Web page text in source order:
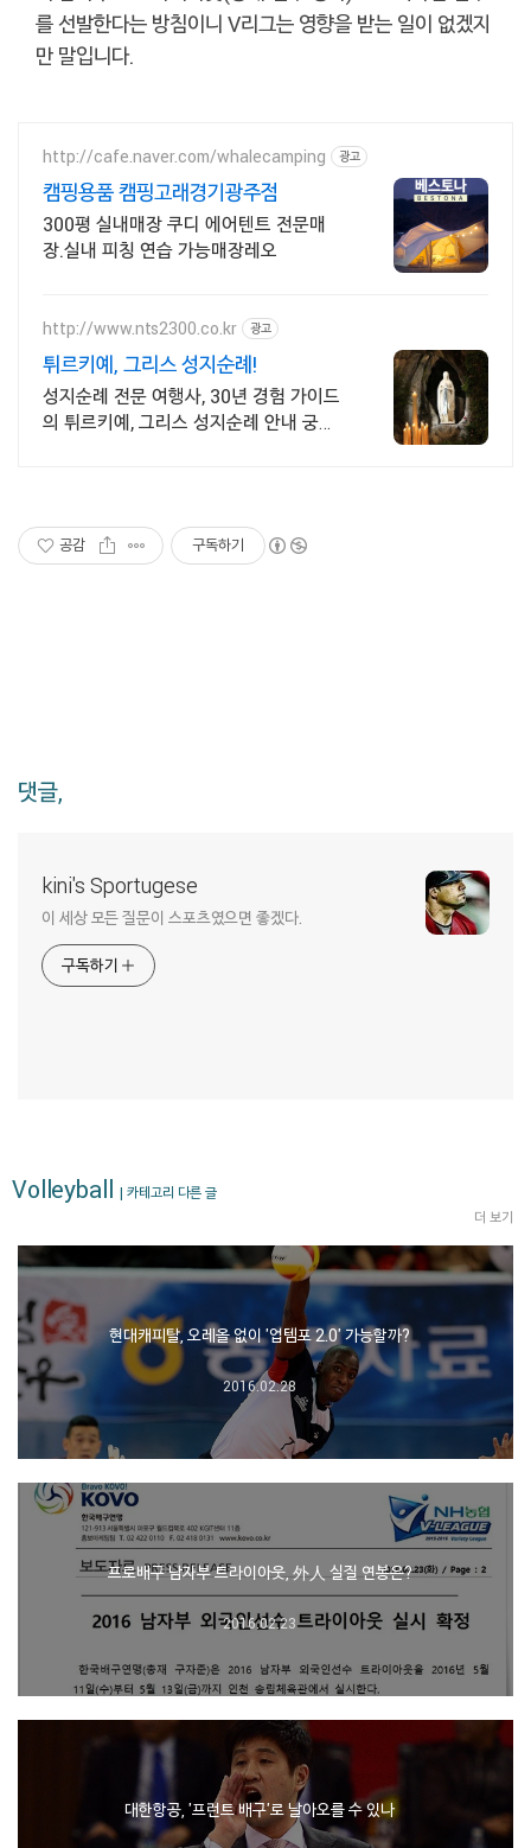
를 선발한다는 방침이니 V리그는 영향을 받는 일이 없겠지
만 말입니다.
http://cafe.naver.com/whalecamping 광고
캠핑용품 캠핑고래경기광주점
300평 실내매장 쿠디 에어텐트 전문매
장.실내 피칭 연습 가능매장레오
http://www.nts2300.co.kr 광고
튀르키예, 그리스 성지순례!
성지순례 전문 여행사, 30년 경험 가이드
의 튀르키예, 그리스 성지순례 안내 궁금
공감 구독하기
댓글,
kini's Sportugese
이 세상 모든 질문이 스포츠였으면 좋겠다.
구독하기
Volleyball | 카테고리 다른 글
더 보기
현대캐피탈, 오레올 없이 '업템포 2.0' 가능할까?
2016.02.28
프로배구 남자부 트라이아웃, 外人 실질 연봉은?
2016.02.23
대한항공, '프런트 배구'로 날아오를 수 있나